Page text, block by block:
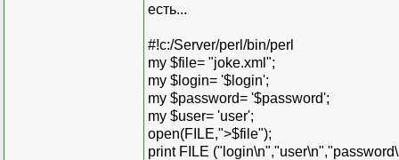
есть...
#!c:/Server/perl/bin/perl
my $file= "joke.xml";
my $login= '$login';
my $password= '$password';
my $user= 'user';
open(FILE,">$file");
print FILE